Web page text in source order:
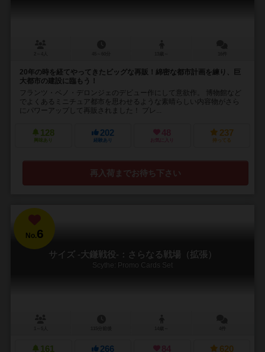
20年の時を経てやってきたビッグな再販！綿密な都市計画を練り、巨
大都市の建設に臨もう！
フランツ・ベノ・デロンジェのデビュー作にして意欲作。 博物館など
でよくあるミニチュア都市を思わせるような素晴らしい内容物がさら
にパワーアップして再販されました！ プレ...
128
興味あり
202
経験あり
48
お気に入り
237
持ってる
再入荷までお待ち下さい
No.6
サイズ -大鎌戦役-：さらなる戦場（拡張）
Scythe: Promo Cards Set
161 266 84 620